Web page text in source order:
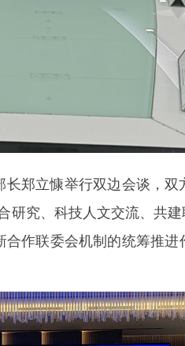
郑立慷举行双边会谈，
究、科技人文交流、共
作联委会机制的统筹推